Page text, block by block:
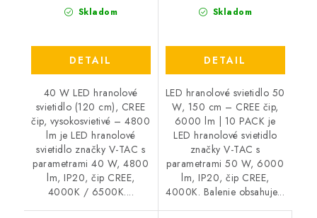
Skladom
DETAIL
40 W LED hranolové
svietidlo (120 cm), CREE
čip, vysokosvietivé – 4800
lm je LED hranolové
svietidlo značky V-TAC s
parametrami 40 W, 4800
lm, IP20, čip CREE,
4000K / 6500K....
Skladom
DETAIL
LED hranolové svietidlo 50
W, 150 cm – CREE čip,
6000 lm | 10 PACK je
LED hranolové svietidlo
značky V-TAC s
parametrami 50 W, 6000
lm, IP20, čip CREE,
4000K. Balenie obsahuje...